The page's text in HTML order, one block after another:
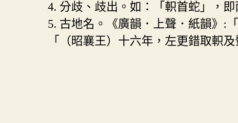
4. 分歧、歧出。如：「軹首蛇」，
5. 古地名。《廣韻．上聲．紙韻》:
「（昭襄王）十六年，左更錯取軹及